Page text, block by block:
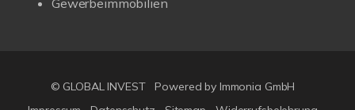
Gewerbeimmobilien
© GLOBAL INVEST Powered by Immonia GmbH